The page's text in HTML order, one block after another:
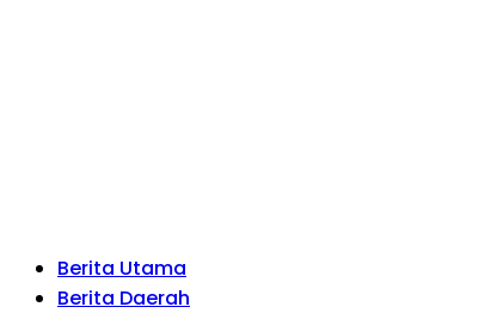
Berita Utama
Berita Daerah